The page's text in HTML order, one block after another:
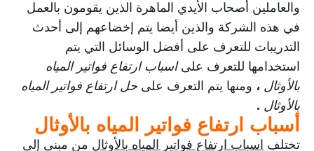
والعاملين أصحاب الأيدي الماهرة الذين يقومون بالعمل
في هذه الشركة والذين أيضا يتم إخضاعهم إلى أحدث
التدريبات للتعرف على أفضل الوسائل التي يتم
استخدامها للتعرف علىاسباب ارتفاع فواتير المياه
بالأوثال ، ومنها يتم التعرف على حل ارتفاع فواتير المياه
بالأوثال .
أسباب ارتفاع فواتير المياه بالأوثال
تختلف اسباب ارتفاع فواتير المياه بالأوثال من مبنى إلى